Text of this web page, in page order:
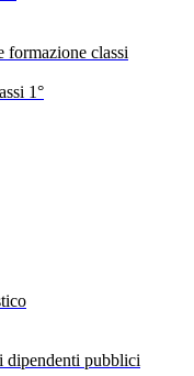
formazione classi
1°
dipendenti pubblici